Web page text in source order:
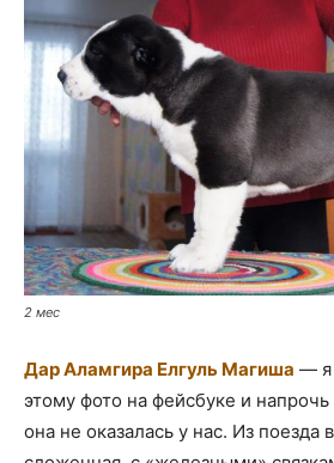
2 мес
Дар Аламгира Елгуль Магиша — я
этому фото на фейсбуке и
она не оказалась у нас. Из поезда